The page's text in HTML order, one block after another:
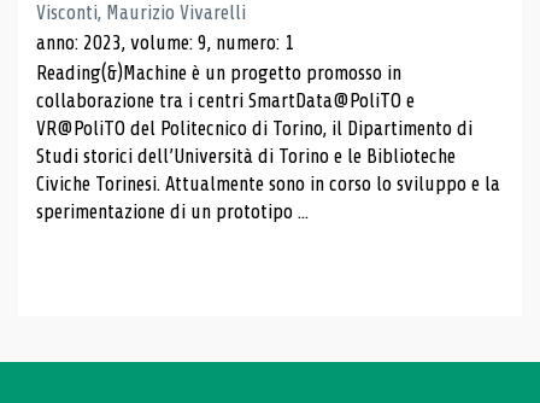
Visconti, Maurizio Vivarelli
anno: 2023, volume: 9, numero: 1
Reading(&)Machine è un progetto promosso in
collaborazione tra i centri SmartData@PoliTO e
VR@PoliTO del Politecnico di Torino, il Dipartimento di
Studi storici dell’Università di Torino e le Biblioteche
Civiche Torinesi. Attualmente sono in corso lo sviluppo e la
sperimentazione di un prototipo ...